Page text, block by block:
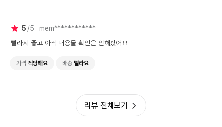
5 5
mem************
빨라서 좋고 아직 내용물 확인은 안해봤어요
가격 적당해요 배송 빨라요
리뷰 전체보기